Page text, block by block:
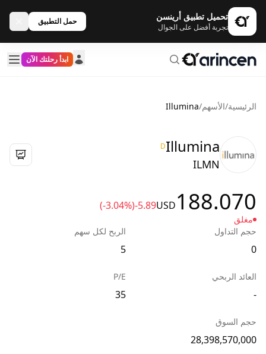
تحميل تطبيق أرينسن
تجربة أفضل على الجوال
حمل التطبيق
ابدأ رحلتك الآن
الرئيسية/الأسهم/
Illumina
Illumina
D
ILMN
188.070
USD
-5.89
(-3.04%)
مغلق
حجم التداول
0
الربح لكل سهم
5
العائد الربحي
-
P/E
35
حجم السوق
28,398,570,000